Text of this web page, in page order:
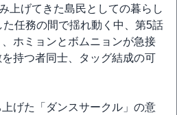
上げてきた島民としての暮らし
任務の間で揺れ動く中、第5話
ホミョンとボムニョンが急接
持つ者同士、タッグ結成の可
げた「ダンスサークル」の意